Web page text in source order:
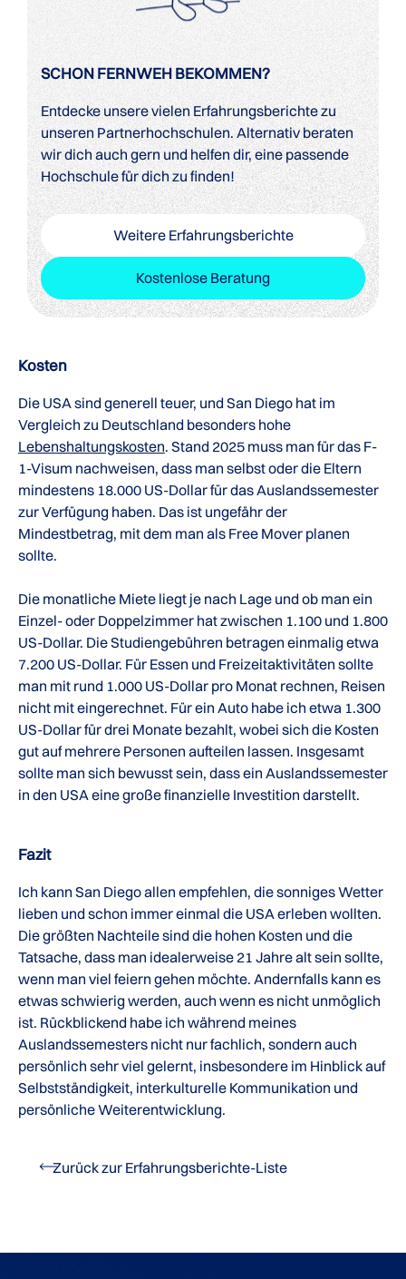
SCHON FERNWEH BEKOMMEN?
Entdecke unsere vielen Erfahrungsberichte zu
unseren Partnerhochschulen. Alternativ beraten
wir dich auch gern und helfen dir, eine passende
Hochschule für dich zu finden!
Weitere Erfahrungsberichte
Kostenlose Beratung
Kosten
Die USA sind generell teuer, und San Diego hat im
Vergleich zu Deutschland besonders hohe
Lebenshaltungskosten. Stand 2025 muss man für das F-
1-Visum nachweisen, dass man selbst oder die Eltern
mindestens 18.000 US-Dollar für das Auslandssemester
zur Verfügung haben. Das ist ungefähr der
Mindestbetrag, mit dem man als Free Mover planen
sollte.
Die monatliche Miete liegt je nach Lage und ob man ein
Einzel- oder Doppelzimmer hat zwischen 1.100 und 1.800
US-Dollar. Die Studiengebühren betragen einmalig etwa
7.200 US-Dollar. Für Essen und Freizeitaktivitäten sollte
man mit rund 1.000 US-Dollar pro Monat rechnen, Reisen
nicht mit eingerechnet. Für ein Auto habe ich etwa 1.300
US-Dollar für drei Monate bezahlt, wobei sich die Kosten
gut auf mehrere Personen aufteilen lassen. Insgesamt
sollte man sich bewusst sein, dass ein Auslandssemester
in den USA eine große finanzielle Investition darstellt.
Fazit
Ich kann San Diego allen empfehlen, die sonniges Wetter
lieben und schon immer einmal die USA erleben wollten.
Die größten Nachteile sind die hohen Kosten und die
Tatsache, dass man idealerweise 21 Jahre alt sein sollte,
wenn man viel feiern gehen möchte. Andernfalls kann es
etwas schwierig werden, auch wenn es nicht unmöglich
ist. Rückblickend habe ich während meines
Auslandssemesters nicht nur fachlich, sondern auch
persönlich sehr viel gelernt, insbesondere im Hinblick auf
Selbstständigkeit, interkulturelle Kommunikation und
persönliche Weiterentwicklung.
Zurück zur Erfahrungsberichte-Liste